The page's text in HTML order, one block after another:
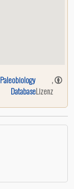
Paleobiology
Database
,
Lizenz